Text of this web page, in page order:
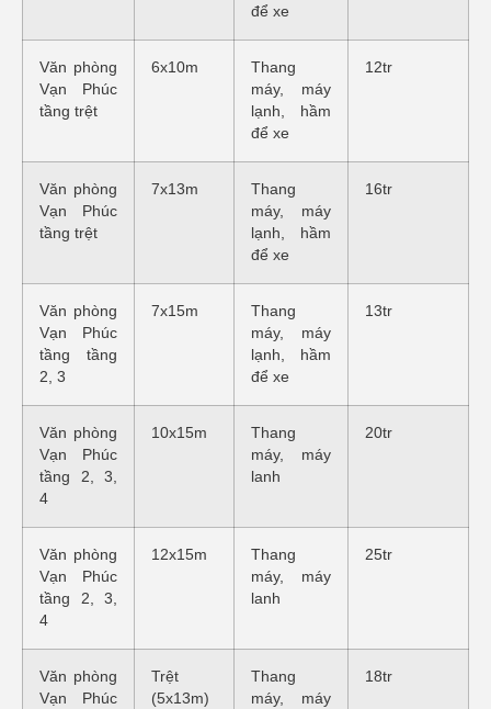
để xe
Văn phòng
Vạn Phúc
tầng trệt
6x10m
Thang
máy, máy
lạnh, hầm
để xe
12tr
Văn phòng
Vạn Phúc
tầng trệt
7x13m
Thang
máy, máy
lạnh, hầm
để xe
16tr
Văn phòng
Vạn Phúc
tầng tầng
2, 3
7x15m
Thang
máy, máy
lạnh, hầm
để xe
13tr
Văn phòng
Vạn Phúc
tầng 2, 3,
4
10x15m
Thang
máy, máy
lanh
20tr
Văn phòng
Vạn Phúc
tầng 2, 3,
4
12x15m
Thang
máy, máy
lanh
25tr
Văn phòng
Vạn Phúc
Trệt
(5x13m)
Thang
máy, máy
18tr